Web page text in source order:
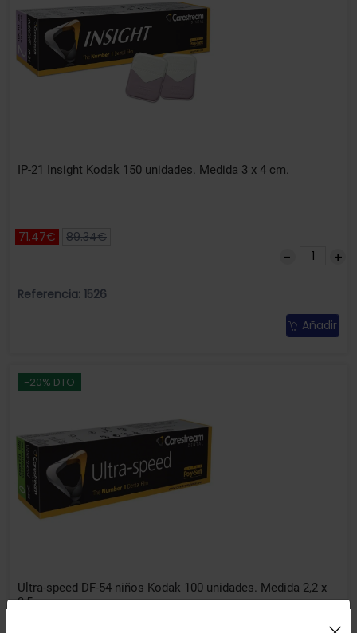
IP-21 Insight Kodak 150 unidades. Medida 3 x 4 cm.
71.47€ 89.34€
Referencia: 1526
Añadir
-20% DTO
Ultra-speed DF-54 niños Kodak 100 unidades. Medida 2,2 x
3,5 cm.